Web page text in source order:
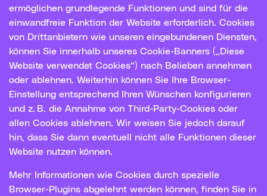
ermöglichen grundlegende Funktionen und sind für die
einwandfreie Funktion der Website erforderlich. Cookies
von Drittanbietern wie unseren eingebundenen Diensten,
können Sie innerhalb unseres Cookie-Banners („Diese
Website verwendet Cookies“) nach Belieben annehmen
oder ablehnen. Weiterhin können Sie Ihre Browser-
Einstellung entsprechend Ihren Wünschen konfigurieren
und z. B. die Annahme von Third-Party-Cookies oder
allen Cookies ablehnen. Wir weisen Sie jedoch darauf
hin, dass Sie dann eventuell nicht alle Funktionen dieser
Website nutzen können.
Mehr Informationen wie Cookies durch spezielle
Browser-Plugins abgelehnt werden können, finden Sie in